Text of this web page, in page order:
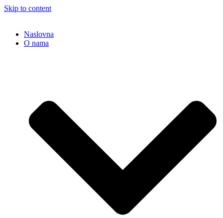
Skip to content
Naslovna
O nama